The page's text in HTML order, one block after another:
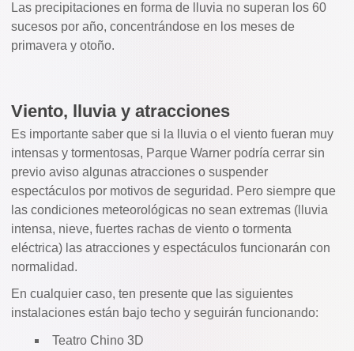
Las precipitaciones en forma de lluvia no superan los 60
sucesos por año, concentrándose en los meses de
primavera y otoño.
Viento, lluvia y atracciones
Es importante saber que si la lluvia o el viento fueran muy
intensas y tormentosas, Parque Warner podría cerrar sin
previo aviso algunas atracciones o suspender
espectáculos por motivos de seguridad. Pero siempre que
las condiciones meteorológicas no sean extremas (lluvia
intensa, nieve, fuertes rachas de viento o tormenta
eléctrica) las atracciones y espectáculos funcionarán con
normalidad.
En cualquier caso, ten presente que las siguientes
instalaciones están bajo techo y seguirán funcionando:
Teatro Chino 3D